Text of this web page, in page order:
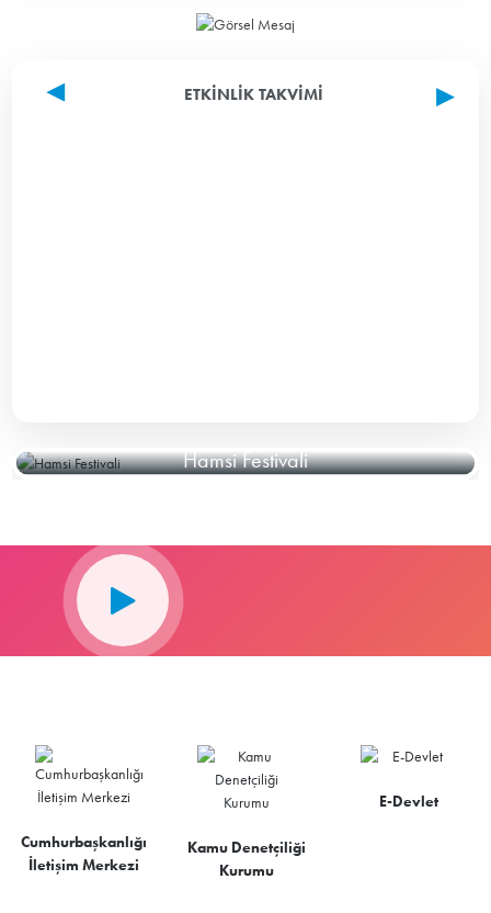
ETKINLIK TAKVIMI
Hamsi Festivali
Cumhurbaşkanlığı
İletişim Merkezi
Kamu Denetçiliği
Kurumu
E-Devlet